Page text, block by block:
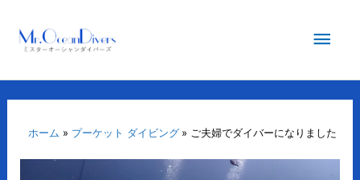
メ
ホーム プーケット ダイビング ご夫婦でダイバーになりました